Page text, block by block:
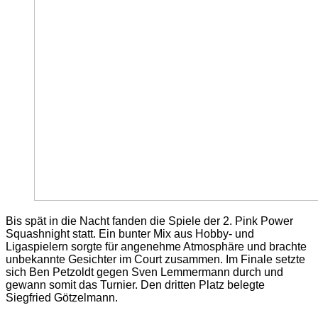
Bis spät in die Nacht fanden die Spiele der 2. Pink Power
Squashnight statt. Ein bunter Mix aus Hobby- und
Ligaspielern sorgte für angenehme Atmosphäre und brachte
unbekannte Gesichter im Court zusammen. Im Finale setzte
sich Ben Petzoldt gegen Sven Lemmermann durch und
gewann somit das Turnier. Den dritten Platz belegte
Siegfried Götzelmann.